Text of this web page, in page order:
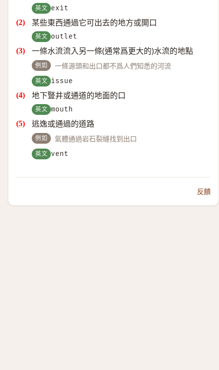
英文 exit
某些東西通過它可出去的地方或開口
英文 outlet
一條水流流入另一條(通常爲更大的)水流的地點
例如 一條源頭和出口都不爲人們知悉的河流
英文 issue
地下豎井或通道的地面的口
英文 mouth
逃逸或通過的道路
例如 氣體通過岩石裂縫找到出口
英文 vent
反饋